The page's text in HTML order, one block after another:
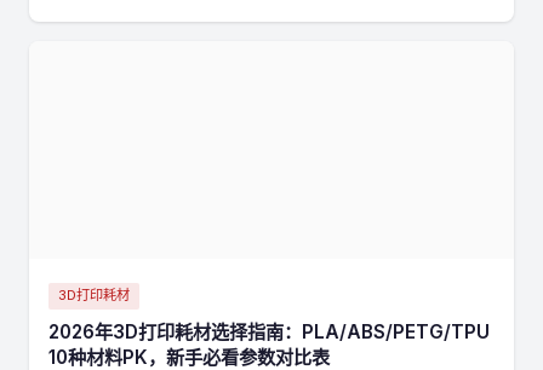
3D打印耗材
2026年3D打印耗材选择指南：PLA/ABS/PETG/TPU
10种材料PK，新手必看参数对比表